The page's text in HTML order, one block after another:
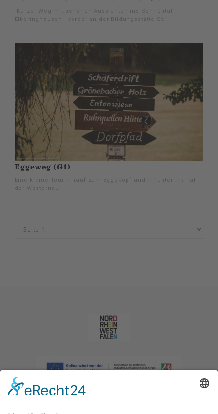
Kurzer Weg mit schönen Aussichten ins Sonnental
Elkeringhausen - vorbei an der Bildungsstätte St.
Eggeweg (G1)
Eine kleine Tour hinauf zum Eggekopf und hinunter ins Tal
der Westernau.